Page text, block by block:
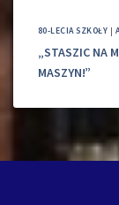
80-LECIA SZKOŁY |
„STASZIC NA
MASZYN!”